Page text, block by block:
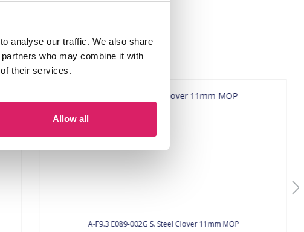
analyse our traffic. We also share
who may combine it with
their services.
Allow all
A-F9.3 E089-002G S. Steel Clover 11mm MOP